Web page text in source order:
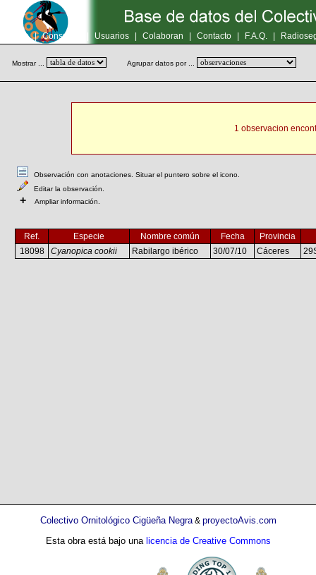
Inicio | Consultas Usuarios Colaboran Contacto F.A.Q.
Mostrar ... Agrupar datos por ...
1 observacion
Observación con anotaciones. Situar el puntero sobre el icono.
Editar la observación.
+ Ampliar información.
Ref. Especie Nombre común Fecha
Provincia
18098
Cyanopica cookii Rabilargo ibérico 30/07/10 Cáceres
Colectivo Ornitológico Cigüeña Negra& proyectoAvis.com
Esta obra está bajo una licencia de Creative Commons